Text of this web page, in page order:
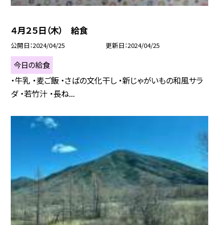
４月２５日（木） 給食
公開日 2024/04/25 更新日 2024/04/25
今日の給食
・牛乳 ・麦ご飯 ・さばの文化干し ・新じゃがいもの和風サラ
ダ ・若竹汁 ・長ね...